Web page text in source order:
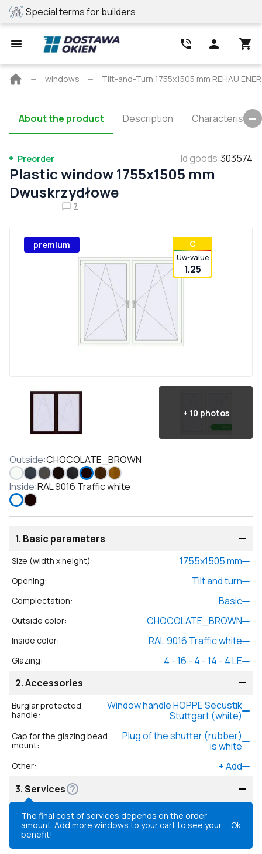
Special terms for builders
Main
windows Tilt-and-Turn 1755x1505 mm REHAU
About the product Description Characteristics
Preorder Id goods:303574
Plastic window 1755x1505 mm
Dwuskrzydłowe
7
premium С
Uw-value
1.25
+ 10 photos
Outside:CHOCOLATE_BROWN
Inside:RAL 9016 Traffic white
1. Basic parameters
Size (width x height): 1755x1505mm
Opening: Tilt and turn
Complectation: Basic
Outside color: CHOCOLATE_BROWN
Inside color: RAL 9016 Traffic white
Glazing:
4 - 16 - 4 - 14 - 4 LE
2.Accessories
Burglar protected
handle:
Window handle HOPPE Secustik
Stuttgart (white)
Cap for the glazing bead
mount:
Plug of the shutter (rubber)
is white
Other: +Add
3.Services
The final cost of services depends on the order
amount. Add more windows to your cart to see your
benefit!
Ok